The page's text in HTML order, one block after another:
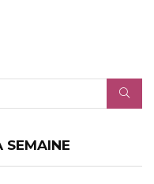
SEMAINE